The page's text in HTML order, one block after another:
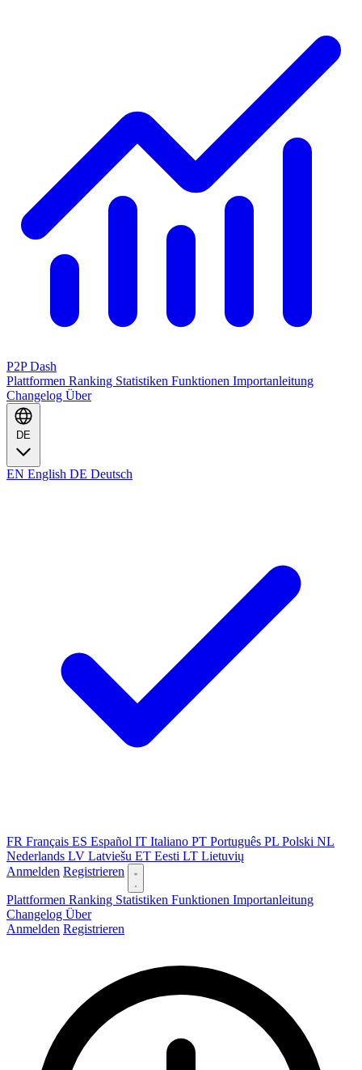
P2P Dash
Plattformen Ranking Statistiken Funktionen Importanleitung
Changelog Über
DE
EN English DE Deutsch
FR Français ES Español IT Italiano PT Português PL Polski NL
Nederlands LV Latviešu ET Eesti LT Lietuvių
Anmelden Registrieren
Plattformen Ranking Statistiken Funktionen Importanleitung
Changelog Über
Anmelden Registrieren